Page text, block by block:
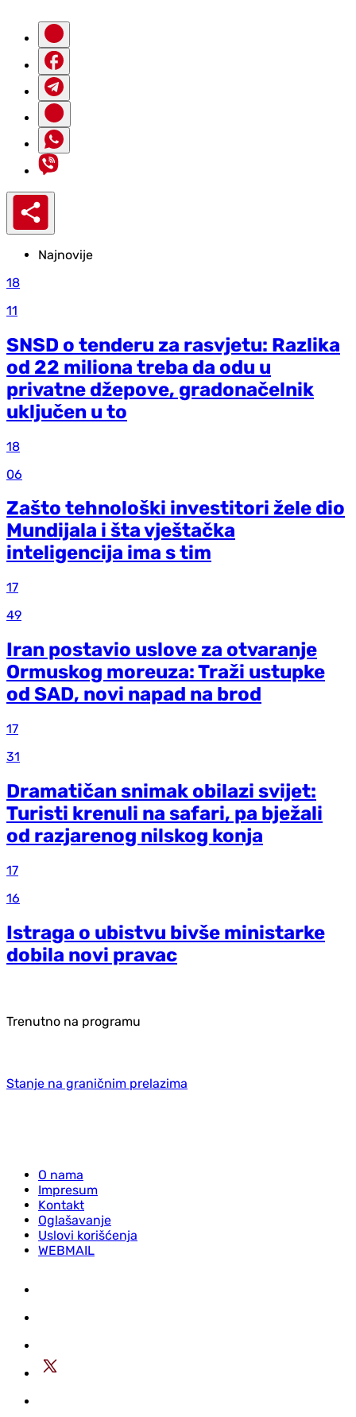
Najnovije
18
11
SNSD o tenderu za rasvjetu: Razlika
od 22 miliona treba da odu u
privatne džepove, gradonačelnik
uključen u to
18
06
Zašto tehnološki investitori žele dio
Mundijala i šta vještačka
inteligencija ima s tim
17
49
Iran postavio uslove za otvaranje
Ormuskog moreuza: Traži ustupke
od SAD, novi napad na brod
17
31
Dramatičan snimak obilazi svijet:
Turisti krenuli na safari, pa bježali
od razjarenog nilskog konja
17
16
Istraga o ubistvu bivše ministarke
dobila novi pravac
Trenutno na programu
Stanje na graničnim prelazima
O nama
Impresum
Kontakt
Oglašavanje
Uslovi korišćenja
WEBMAIL